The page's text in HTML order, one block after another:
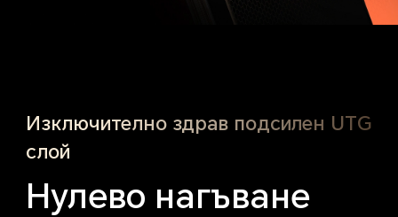
Изключително здрав подсилен UTG
слой
Нулево нагъване